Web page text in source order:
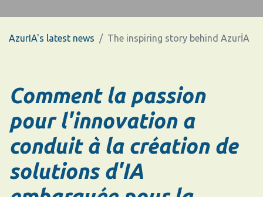
AzurIA's latest news The inspiring story behind AzurİA
Comment la passion
pour l'innovation a
conduit à la création de
solutions d'IA